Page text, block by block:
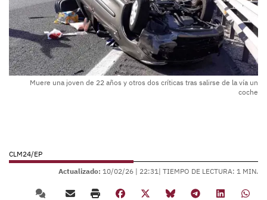
Muere una joven de 22 años y otros dos críticas tras salirse de la vía un
coche
CLM24/EP
Actualizado: 10/02/26 | 22:31| TIEMPO DE LECTURA: 1 MIN.